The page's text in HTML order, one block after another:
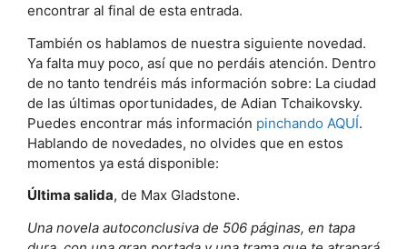
encontrar al final de esta entrada.
También os hablamos de nuestra siguiente novedad.
Ya falta muy poco, así que no perdáis atención. Dentro
de no tanto tendréis más información sobre: La ciudad
de las últimas oportunidades, de Adian Tchaikovsky.
Puedes encontrar más información pinchando AQUÍ.
Hablando de novedades, no olvides que en estos
momentos ya está disponible:
Última salida, de Max Gladstone.
Una novela autoconclusiva de 506 páginas, en tapa